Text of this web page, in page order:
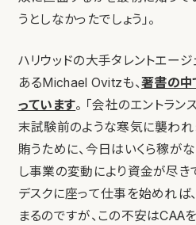
うとしなかったでしょう」。
ハリウッドの大手タレントエー
あるMichael Ovitzも、著書の中
っています。 「会社のエントラン
末試験前のような寒気に襲われ
賄うために、今日はいくら稼が
し事業の変動により資金が尽き
デスクに座って仕事を始めれば
まるのですが、この不安はCAA